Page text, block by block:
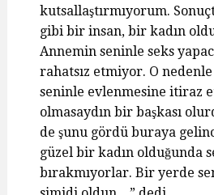
kutsallaştırmıyorum.
gibi bir insan, bir kadın
Annemin seninle seks
rahatsız etmiyor. O
seninle evlenmesine itiraz
olmasaydın bir başkası
de şunu gördü buraya
güzel bir kadın olduğunda
bırakmıyorlar. Bir yerde